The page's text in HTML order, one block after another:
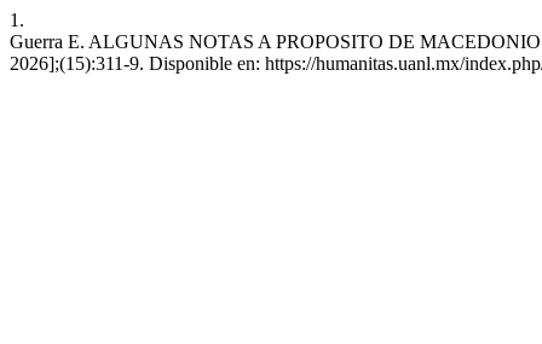
1.
Guerra E. ALGUNAS NOTAS A PROPOSITO DE MACEDONIO
2026];(15):311-9. Disponible en: https://humanitas.uanl.mx/